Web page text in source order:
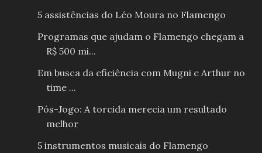
5 assistências do Léo Moura no Flamengo
Programas que ajudam o Flamengo chegam a
R$ 500 mi...
Em busca da eficiência com Mugni e Arthur no
time ...
Pós-Jogo: A torcida merecia um resultado
melhor
5 instrumentos musicais do Flamengo